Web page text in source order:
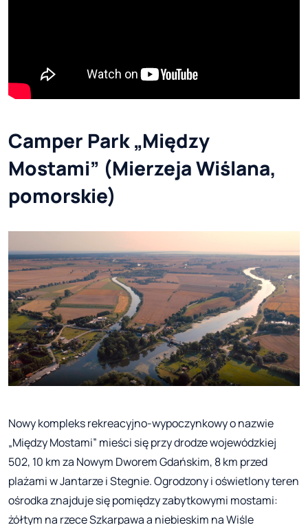
Camper Park „Między
Mostami” (Mierzeja Wiślana,
pomorskie)
Nowy kompleks rekreacyjno-wypoczynkowy o nazwie
„Między Mostami” mieści się przy drodze wojewódzkiej
502, 10 km za Nowym Dworem Gdańskim, 8 km przed
plażami w Jantarze i Stegnie. Ogrodzony i oświetlony teren
ośrodka znajduje się pomiędzy zabytkowymi mostami:
żółtym na rzece Szkarpawa a niebieskim na Wiśle